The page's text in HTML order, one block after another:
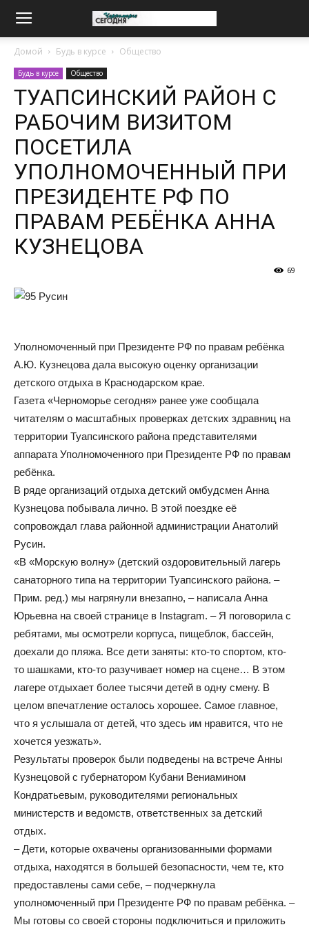
Домой Будь в курсе Общество
Будь в курсе Общество
ТУАПСИНСКИЙ РАЙОН С
РАБОЧИМ ВИЗИТОМ
ПОСЕТИЛА
УПОЛНОМОЧЕННЫЙ ПРИ
ПРЕЗИДЕНТЕ РФ ПО
ПРАВАМ РЕБЁНКА АННА
КУЗНЕЦОВА
69
Уполномоченный при Президенте РФ по правам ребёнка
А.Ю. Кузнецова дала высокую оценку организации
детского отдыха в Краснодарском крае.
Газета «Черноморье сегодня» ранее уже сообщала
читателям о масштабных проверках детских здравниц на
территории Туапсинского района представителями
аппарата Уполномоченного при Президенте РФ по правам
ребёнка.
В ряде организаций отдыха детский омбудсмен Анна
Кузнецова побывала лично. В этой поездке её
сопровождал глава районной администрации Анатолий
Русин.
«В «Морскую волну» (детский оздоровительный лагерь
санаторного типа на территории Туапсинского района. –
Прим. ред.) мы нагрянули внезапно, – написала Анна
Юрьевна на своей странице в Instagram. – Я поговорила с
ребятами, мы осмотрели корпуса, пищеблок, бассейн,
доехали до пляжа. Все дети заняты: кто-то спортом, кто-
то шашками, кто-то разучивает номер на сцене… В этом
лагере отдыхает более тысячи детей в одну смену. В
целом впечатление осталось хорошее. Самое главное,
что я услышала от детей, что здесь им нравится, что не
хочется уезжать».
Результаты проверок были подведены на встрече Анны
Кузнецовой с губернатором Кубани Вениамином
Кондратьевым, руководителями региональных
министерств и ведомств, ответственных за детский
отдых.
– Дети, которые охвачены организованными формами
отдыха, находятся в большей безопасности, чем те, кто
предоставлены сами себе, – подчеркнула
уполномоченный при Президенте РФ по правам ребёнка. –
Мы готовы со своей стороны подключиться и приложить